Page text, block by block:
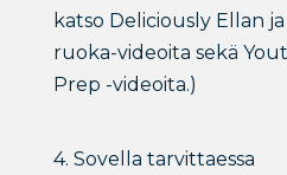
katso Deliciously Ellan
ruoka-videoita sekä
Prep -videoita.)
4. Sovella tarvittaessa